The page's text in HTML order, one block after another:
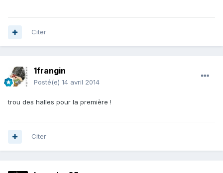
Citer
1frangin
Posté(e) 14 avril 2014
trou des halles pour la première !
Citer